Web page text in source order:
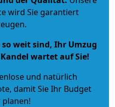
wird Sie garantiert
weit sind, Ihr Umzug
wartet auf Sie!
und natürlich
, damit Sie Ihr Budget
planen!